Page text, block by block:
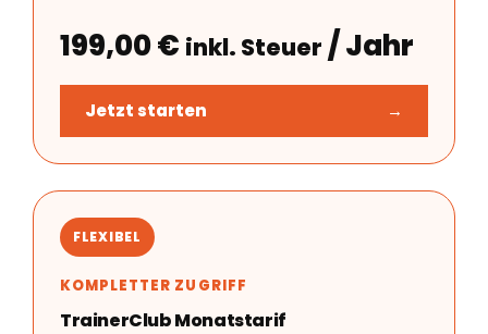
199,00€ inkl. Steuer / Jahr
Jetzt starten →
FLEXIBEL
KOMPLETTER ZUGRIFF
TrainerClub Monatstarif